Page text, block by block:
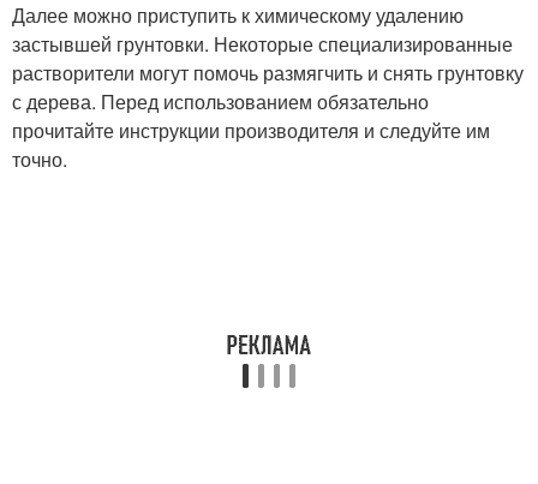
Далее можно приступить к химическому удалению
застывшей грунтовки. Некоторые специализированные
растворители могут помочь размягчить и снять грунтовку
с дерева. Перед использованием обязательно
прочитайте инструкции производителя и следуйте им
точно.